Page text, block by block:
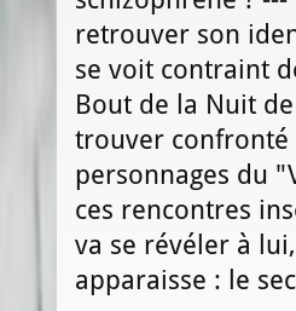
retrouver son
se voit contraint
Bout de la Nuit
trouver confronté
personnages du
ces rencontres
va se révéler à
apparaisse : le